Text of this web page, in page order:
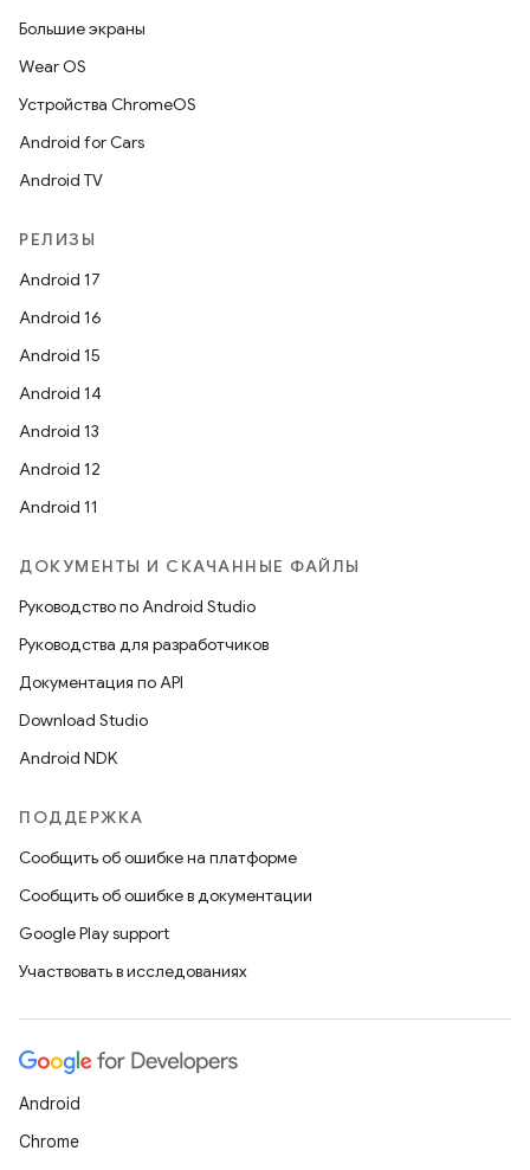
Большие экраны
Wear OS
Устройства ChromeOS
Android for Cars
Android TV
РЕЛИЗЫ
Android 17
Android 16
Android 15
Android 14
Android 13
Android 12
Android 11
ДОКУМЕНТЫ И СКАЧАННЫЕ ФАЙЛЫ
Руководство по Android Studio
Руководства для разработчиков
Документация по API
Download Studio
Android NDK
ПОДДЕРЖКА
Сообщить об ошибке на платформе
Сообщить об ошибке в документации
Google Play support
Участвовать в исследованиях
Android
Chrome